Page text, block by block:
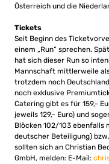
Österreich und die
Tickets
Seit Beginn des
einem „Run“ sprechen.
hat sich dieser Run so
Mannschaft mittlerweile
trotzdem noch
noch exklusive
Catering gibt es für 159,-
jeweils 129,- Euro) und
Blöcken 102/103 ebenfalls
deutscher Beteiligung)
sollten sich an Christian
GmbH, melden: E-Mail: